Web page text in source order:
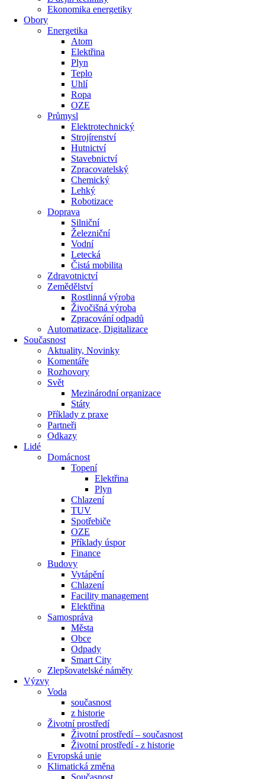
Ekonomika energetiky
Obory
Energetika
Atom
Elektřina
Plyn
Teplo
Uhlí
Ropa
OZE
Průmysl
Elektrotechnický
Strojírenství
Hutnictví
Stavebnictví
Zpracovatelský
Chemický
Lehký
Robotizace
Doprava
Silniční
Železniční
Vodní
Letecká
Čistá mobilita
Zdravotnictví
Zemědělství
Rostlinná výroba
Živočišná výroba
Zpracování odpadů
Automatizace, Digitalizace
Současnost
Aktuality, Novinky
Komentáře
Rozhovory
Svět
Mezinárodní organizace
Státy
Příklady z praxe
Partneři
Odkazy
Lidé
Domácnost
Topení
Elektřina
Plyn
Chlazení
TUV
Spotřebiče
OZE
Příklady úspor
Finance
Budovy
Vytápění
Chlazení
Facility management
Elektřina
Samospráva
Města
Obce
Odpady
Smart City
Zlepšovatelské náměty
Výzvy
Voda
současnost
z historie
Životní prostředí
Životní prostředí – současnost
Životní prostředí ​- z historie
Evropská unie
Klimatická změna
Současnost